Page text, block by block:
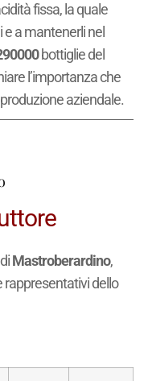
fissa, la quale
a mantenerli nel
bottiglie del
l’importanza che
aziendale.
Mastroberardino,
dello